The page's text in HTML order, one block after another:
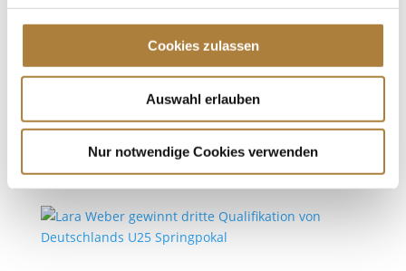
Cookies zulassen
Auswahl erlauben
Nur notwendige Cookies verwenden
U25 Springpokal,News
Letzte Qualifikation im Rahmen der Deutschen
Meisterschaft Balve. Die letzte Chance, sich für das
große Finale von Deutschlands U25 Springpokal der
Stiftung Deutscher Spitzenpferdesport zu
qualifizieren, haben 18 junge Talente in Balve. Die
letzte Qualifikationsetappe...